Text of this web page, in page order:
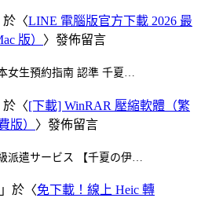
於〈LINE 電腦版官方下載 2026 最
版） 〉發佈留言
女生預約指南 認準 千夏…
於〈[下載] WinRAR 壓縮軟體（繁
版） 〉發佈留言
派遣サービス 【千夏の伊…
」於〈免下載！線上 Heic 轉